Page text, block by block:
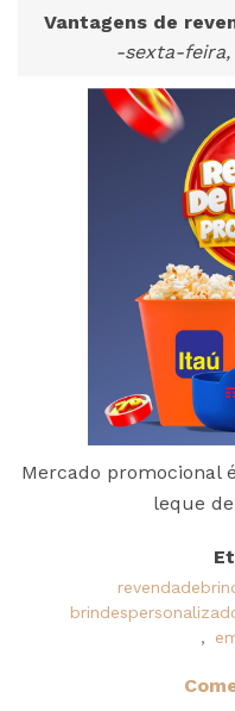
Vantagens de
-sexta-feira,
Mercado promocional
leque
,